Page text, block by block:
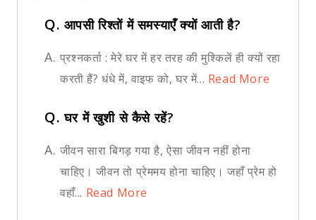
Q. आपसी रिश्तों में समस्याएँ क्यों आती है?
A. प्रश्नकर्ता : मेरे घर में हर तरह की मुश्किलें ही क्यों रहा
करती हैं? धंधे में, वाइफ को, घर में... Read More
Q.घर में खुशी से कैसे रहें?
A. जीवन सारा बिगड़ गया है, ऐसा जीवन नहीं होना
चाहिए। जीवन तो प्रेममय होना चाहिए। जहाँ प्रेम हो
वहाँ... Read More